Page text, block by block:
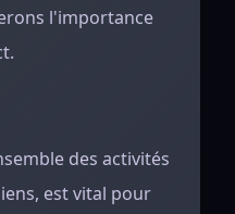
l'importance
des activités
est vital pour